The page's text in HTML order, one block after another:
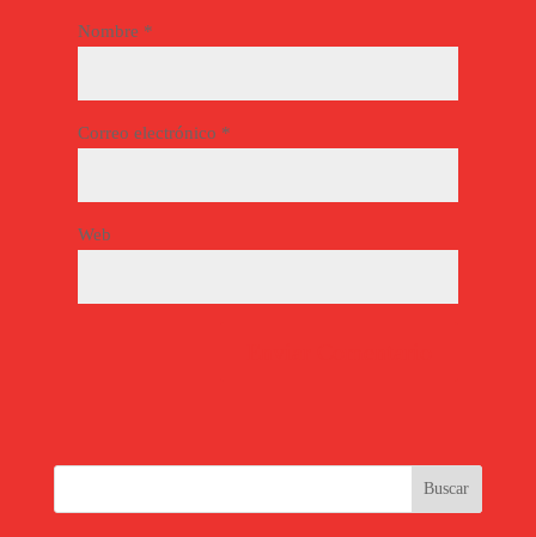
Nombre *
Correo electrónico *
Web